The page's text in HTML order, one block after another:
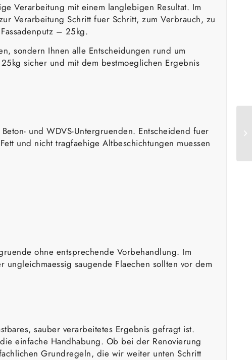
Verarbeitung mit einem langlebigen Resultat. Im
Verarbeitung Schritt fuer Schritt, zum Verbrauch, zu
– 25kg.
sondern Ihnen alle Entscheidungen rund um
sicher und mit dem bestmoeglichen Ergebnis
und WDVS-Untergruenden. Entscheidend fuer
und nicht tragfaehige Altbeschichtungen muessen
ohne entsprechende Vorbehandlung. Im
saugende Flaechen sollten vor dem
sauber verarbeitetes Ergebnis gefragt ist.
einfache Handhabung. Ob bei der Renovierung
Grundregeln, die wir weiter unten Schritt